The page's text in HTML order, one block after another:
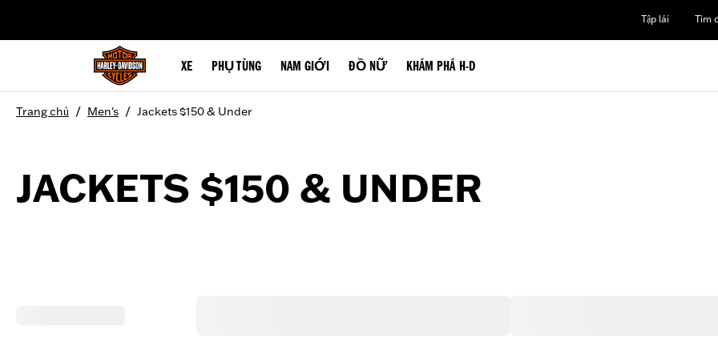
Tập lái Tìm
XE PHỤ TÙNG NAM GIỚI ĐỒ NỮ KHÁM PHÁ H-D
Trang chủ / Men's / Jackets $150 & Under
JACKETS $150 & UNDER